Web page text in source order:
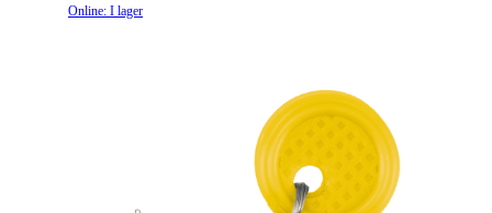
Online: I lager